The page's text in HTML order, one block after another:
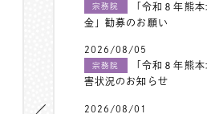
宗務院
「令和８年熊
金」勧募のお願い
2026/08/05
宗務院
「令和８年熊
害状況のお知らせ
2026/08/01